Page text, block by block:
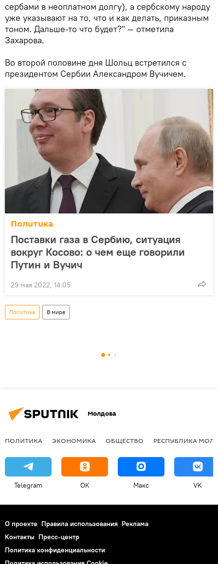
сербами в неоплатном долгу), а сербскому народу
уже указывают на то, что и как делать, приказным
тоном. Дальше-то что будет?" — отметила
Захарова.
Во второй половине дня Шольц встретился с
президентом Сербии Александром Вучичем.
Политика
Поставки газа в Сербию, ситуация
вокруг Косово: о чем еще говорили
Путин и Вучич
29 мая 2022, 14:05
Политика В мире
Молдова
ПОЛИТИКА ЭКОНОМИКА ОБЩЕСТВО РЕСПУБЛИКА
Telegram OK Макс VK
О проекте Правила использования Реклама
Контакты Пресс-центр
Политика конфиденциальности